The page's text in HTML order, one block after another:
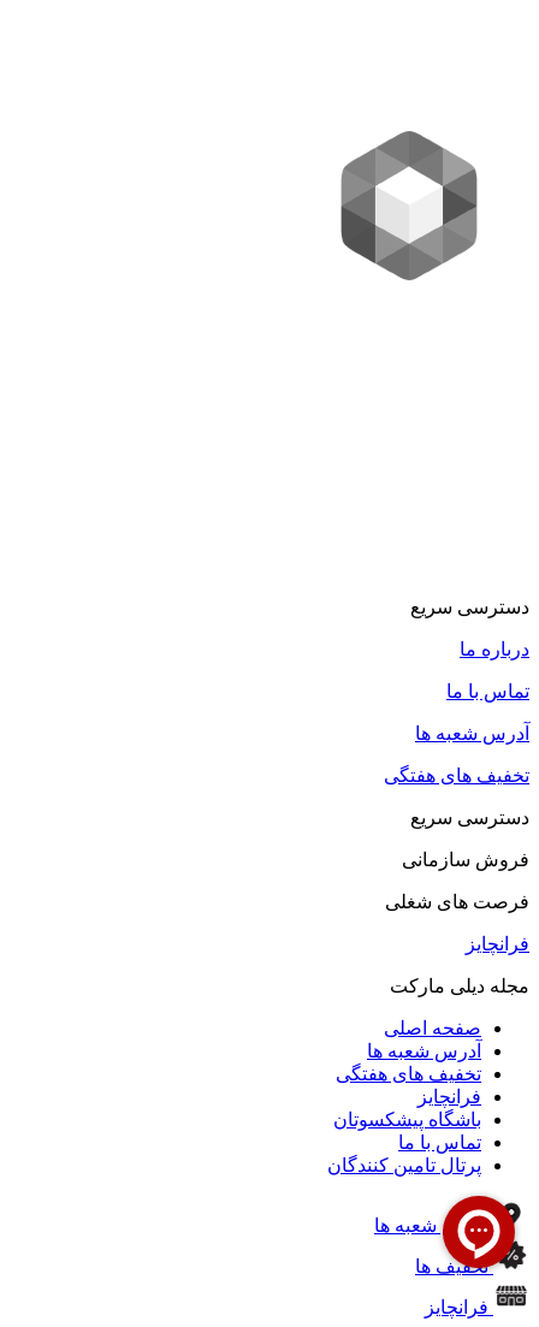
دسترسی سریع
درباره ما
تماس با ما
آدرس شعبه ها
تخفیف های هفتگی
دسترسی سریع
فروش سازمانی
فرصت های شغلی
فرانچایز
مجله دیلی مارکت
صفحه اصلی
آدرس شعبه ها
تخفیف های هفتگی
فرانچایز
باشگاه پیشکسوتان
تماس با ما
پرتال تامین کنندگان
آدرس شعبه ها
تخفیف ها
فرانچایز